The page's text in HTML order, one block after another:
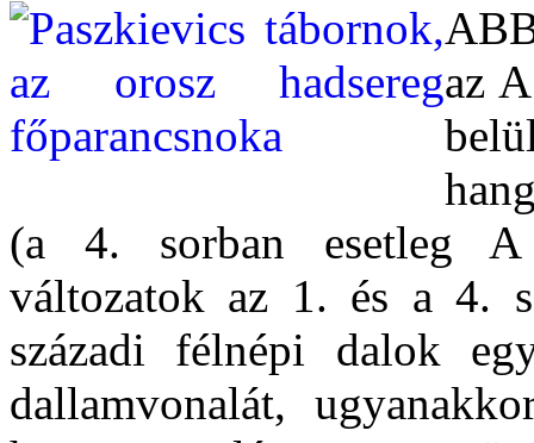
az
(a 4. sorban esetleg
változatok az 1. és a 4.
századi félnépi dalok
dallamvonalát,